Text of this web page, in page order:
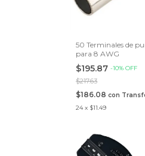
50 Terminales de
para 8 AWG
$195.87 -10% OFF
$217.63
$186.08 con
24 x $11.49